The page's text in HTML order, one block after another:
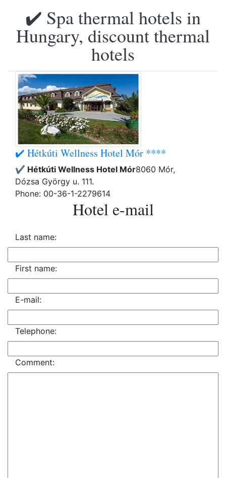
✔️ Spa thermal hotels in
Hungary, discount thermal
hotels
✔️ Hétkúti Wellness Hotel Mór ****
✔️ Hétkúti Wellness Hotel Mór8060 Mór,
Dózsa György u. 111.
Phone: 00-36-1-2279614
Hotel e-mail
Last name:
First name:
E-mail:
Telephone:
Comment: